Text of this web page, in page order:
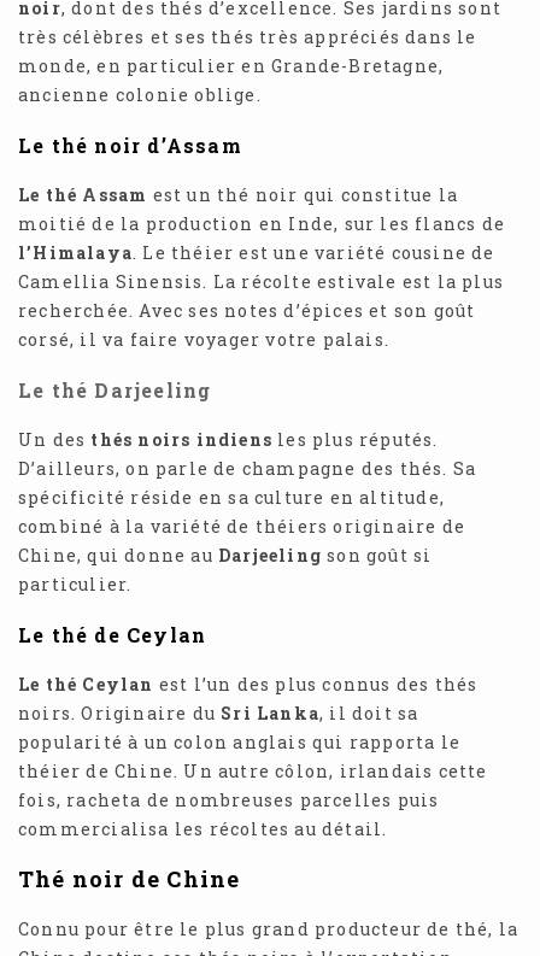
noir, dont des thés d’excellence. Ses jardins sont
très célèbres et ses thés très appréciés dans le
monde, en particulier en Grande-Bretagne,
ancienne colonie oblige.
Le thé noir d’Assam
Le thé Assam est un thé noir qui constitue la
moitié de la production en Inde, sur les flancs de
l’Himalaya. Le théier est une variété cousine de
Camellia Sinensis. La récolte estivale est la plus
recherchée. Avec ses notes d’épices et son goût
corsé, il va faire voyager votre palais.
Le thé Darjeeling
Un des thés noirs indiens les plus réputés.
D’ailleurs, on parle de champagne des thés. Sa
spécificité réside en sa culture en altitude,
combiné à la variété de théiers originaire de
Chine, qui donne au Darjeeling son goût si
particulier.
Le thé de Ceylan
Le thé Ceylan est l’un des plus connus des thés
noirs. Originaire du Sri Lanka, il doit sa
popularité à un colon anglais qui rapporta le
théier de Chine. Un autre côlon, irlandais cette
fois, racheta de nombreuses parcelles puis
commercialisa les récoltes au détail.
Thé noir de Chine
Connu pour être le plus grand producteur de thé, la